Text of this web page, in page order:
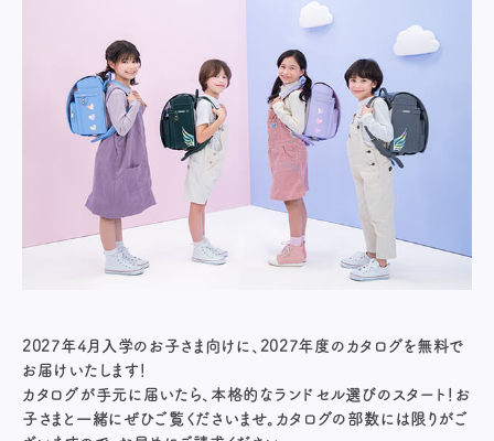
2027年4月入学のお子さま向けに、2027年度のカタログを無料で
お届けいたします！
カタログが手元に届いたら、本格的なランドセル選びのスタート！お
子さまと一緒にぜひご覧くださいませ。カタログの部数には限りがご